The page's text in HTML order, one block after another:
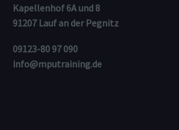
Kapellenhof 6A und 8
91207 Lauf an der Pegnitz
09123-80 97 090
info@mputraining.de